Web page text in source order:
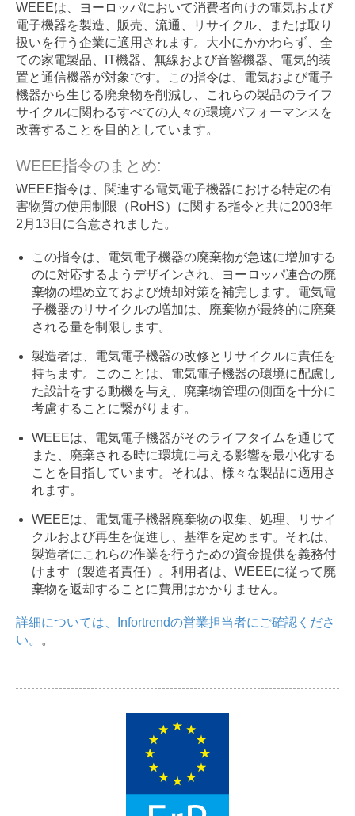
WEEEは、ヨーロッパにおいて消費者向けの電気および
電子機器を製造、販売、流通、リサイクル、または取り
扱いを行う企業に適用されます。大小にかかわらず、全
ての家電製品、IT機器、無線および音響機器、電気的装
置と通信機器が対象です。この指令は、電気および電子
機器から生じる廃棄物を削減し、これらの製品のライフ
サイクルに関わるすべての人々の環境パフォーマンスを
改善することを目的としています。
WEEE指令のまとめ:
WEEE指令は、関連する電気電子機器における特定の有
害物質の使用制限（RoHS）に関する指令と共に2003年
2月13日に合意されました。
この指令は、電気電子機器の廃棄物が急速に増加する
のに対応するようデザインされ、ヨーロッパ連合の廃
棄物の埋め立ておよび焼却対策を補完します。電気電
子機器のリサイクルの増加は、廃棄物が最終的に廃棄
される量を制限します。
製造者は、電気電子機器の改修とリサイクルに責任を
持ちます。このことは、電気電子機器の環境に配慮し
た設計をする動機を与え、廃棄物管理の側面を十分に
考慮することに繋がります。
WEEEは、電気電子機器がそのライフタイムを通じて
また、廃棄される時に環境に与える影響を最小化する
ことを目指しています。それは、様々な製品に適用さ
れます。
WEEEは、電気電子機器廃棄物の収集、処理、リサイ
クルおよび再生を促進し、基準を定めます。それは、
製造者にこれらの作業を行うための資金提供を義務付
けます（製造者責任）。利用者は、WEEEに従って廃
棄物を返却することに費用はかかりません。
詳細については、Infortrendの営業担当者にご確認くださ
い。
。